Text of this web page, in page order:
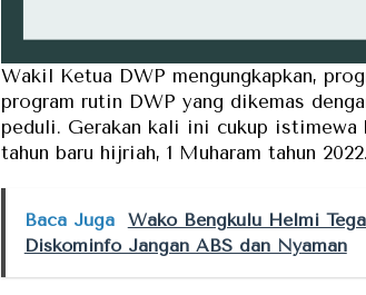
Wakil Ketua DWP mengungkapkan,
program rutin DWP yang dikemas
peduli. Gerakan kali ini cukup istimewa
tahun baru hijriah, 1 Muharam tahun 2022.
Baca Juga
Wako Bengkulu Helmi
Diskominfo Jangan ABS dan Nyaman